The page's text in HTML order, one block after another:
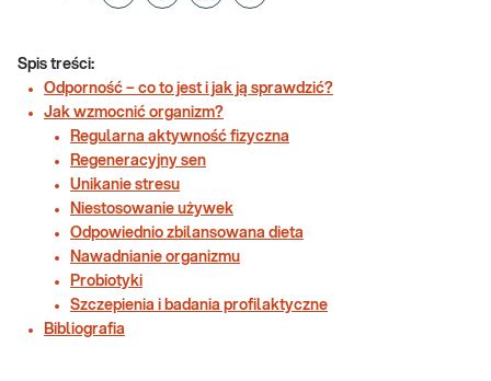
Spis treści:
Odporność – co to jest i jak ją sprawdzić?
Jak wzmocnić organizm?
Regularna aktywność fizyczna
Regeneracyjny sen
Unikanie stresu
Niestosowanie używek
Odpowiednio zbilansowana dieta
Nawadnianie organizmu
Probiotyki
Szczepienia i badania profilaktyczne
Bibliografia